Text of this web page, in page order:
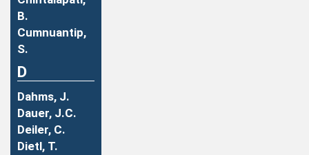
B.
Cumnuantip,
S.
D
Dahms, J.
Dauer, J.C.
Deiler, C.
Dietl, T.